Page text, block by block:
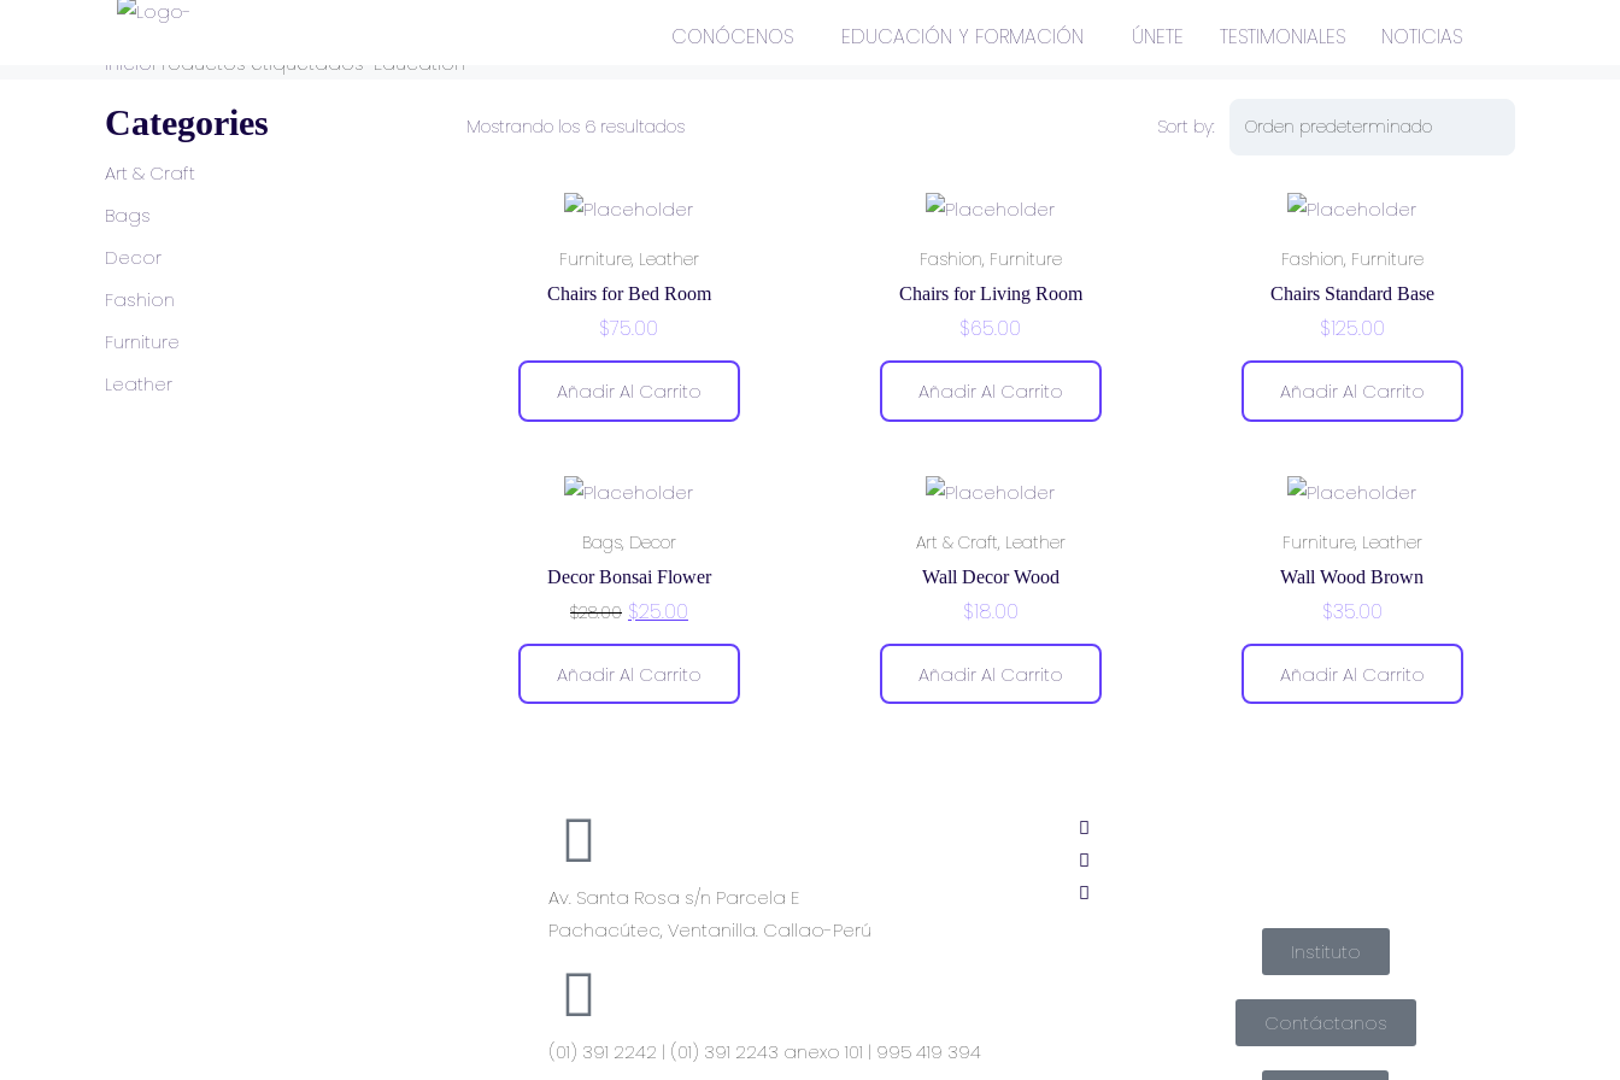
CONÓCENOS EDUCACIÓN Y FORMACIÓN ÚNETE TESTIMONIALES NOTICIAS
InicioProductos etiquetados “Education”
Categories
Art & Craft
Bags
Decor
Fashion
Furniture
Leather
Mostrando los 6 resultados Sort by:
Furniture, Leather
Chairs for Bed Room
$75.00
Añadir Al Carrito
Fashion, Furniture
Chairs for Living Room
$65.00
Añadir Al Carrito
Fashion, Furniture
Chairs Standard Base
$125.00
Añadir Al Carrito
Bags, Decor
Decor Bonsai Flower
$28.00 $25.00
Añadir Al Carrito
Art & Craft, Leather
Wall Decor Wood
$18.00
Añadir Al Carrito
Furniture, Leather
Wall Wood Brown
$35.00
Añadir Al Carrito
Av. Santa Rosa s/n Parcela E
Pachacútec, Ventanilla. Callao-Perú
(01) 391 2242 | (01) 391 2243 anexo 101 | 995 419 394
Instituto
Contáctanos